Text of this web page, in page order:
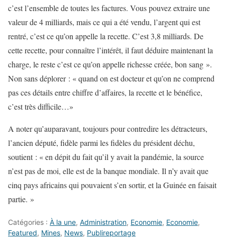
c’est l’ensemble de toutes les factures. Vous pouvez extraire une
valeur de 4 milliards, mais ce qui a été vendu, l’argent qui est
rentré, c’est ce qu’on appelle la recette. C’est 3,8 milliards. De
cette recette, pour connaître l’intérêt, il faut déduire maintenant la
charge, le reste c’est ce qu’on appelle richesse créée, bon sang ».
Non sans déplorer : « quand on est docteur et qu’on ne comprend
pas ces détails entre chiffre d’affaires, la recette et le bénéfice,
c’est très difficile…»
A noter qu’auparavant, toujours pour contredire les détracteurs,
l’ancien député, fidèle parmi les fidèles du président déchu,
soutient : « en dépit du fait qu’il y avait la pandémie, la source
n’est pas de moi, elle est de la banque mondiale. Il n’y avait que
cinq pays africains qui pouvaient s’en sortir, et la Guinée en faisait
partie. »
Catégories : À la une, Administration, Economie, Economie,
Featured, Mines, News, Publireportage